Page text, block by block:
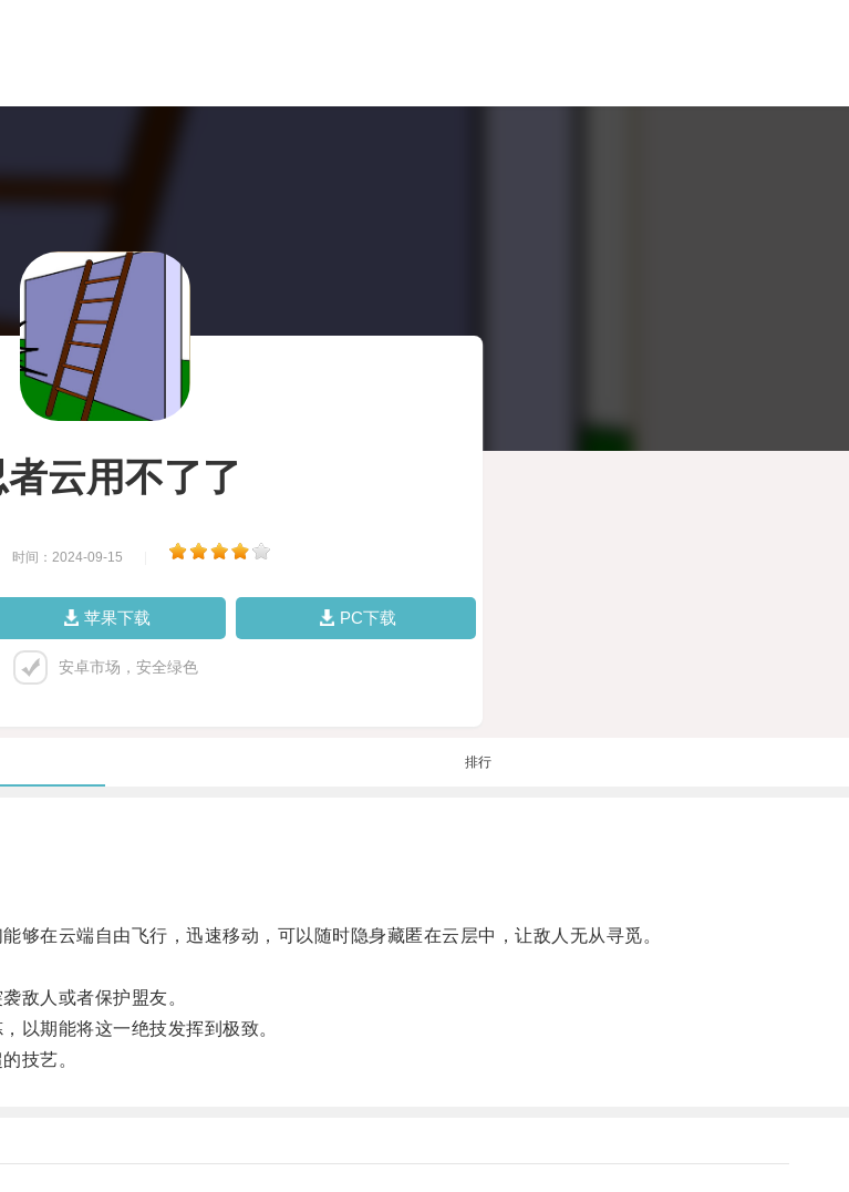
云用不了了
时间：2024-09-15
苹果下载 PC下载
安卓市场，安全绿色
排行
在云端自由飞行，迅速移动，可以随时隐身藏匿在云层中，让敌人无从寻觅。
敌人或者保护盟友。
期能将这一绝技发挥到极致。
技艺。